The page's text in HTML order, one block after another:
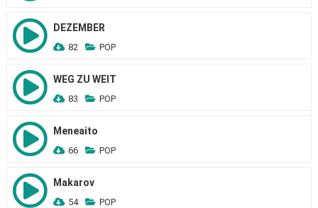
DEZEMBER
82 POP
WEG ZU WEIT
83 POP
Meneaito
66 POP
Makarov
54 POP